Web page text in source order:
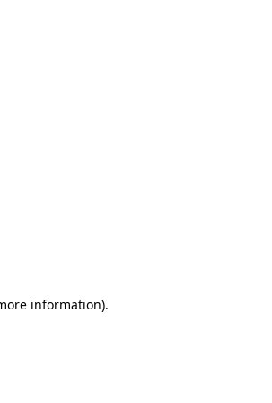
information).